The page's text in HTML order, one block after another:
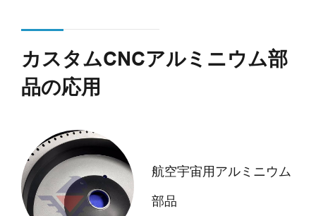
カスタムCNCアルミニウム部
品の応用
航空宇宙用アルミニウム
部品